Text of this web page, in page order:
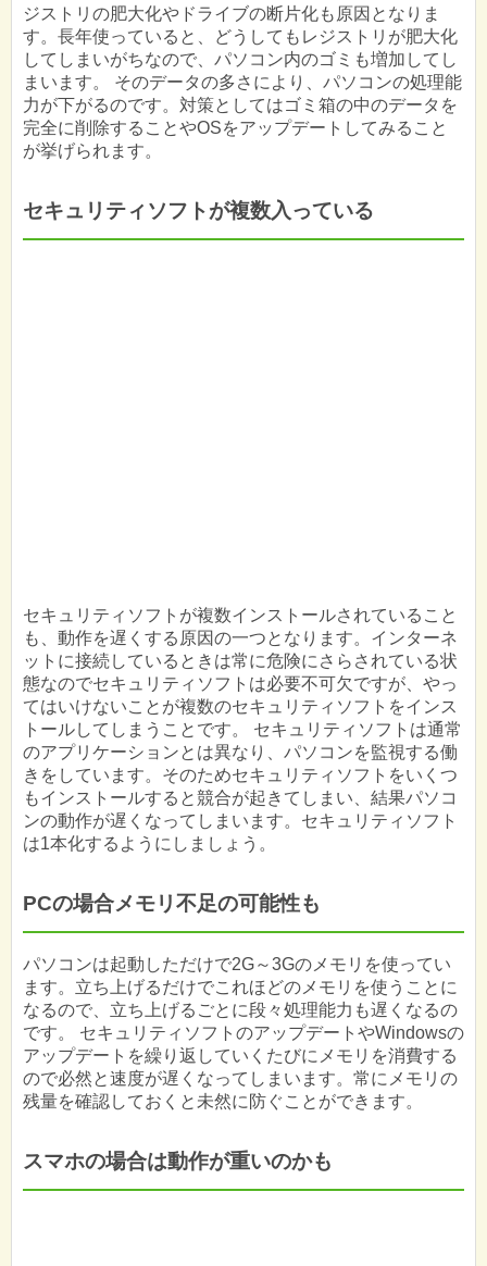
ジストリの肥大化やドライブの断片化も原因となりま
す。長年使っていると、どうしてもレジストリが肥大化
してしまいがちなので、パソコン内のゴミも増加してし
まいます。 そのデータの多さにより、パソコンの処理能
力が下がるのです。対策としてはゴミ箱の中のデータを
完全に削除することやOSをアップデートしてみること
が挙げられます。
セキュリティソフトが複数入っている
セキュリティソフトが複数インストールされていること
も、動作を遅くする原因の一つとなります。インターネ
ットに接続しているときは常に危険にさらされている状
態なのでセキュリティソフトは必要不可欠ですが、やっ
てはいけないことが複数のセキュリティソフトをインス
トールしてしまうことです。 セキュリティソフトは通常
のアプリケーションとは異なり、パソコンを監視する働
きをしています。そのためセキュリティソフトをいくつ
もインストールすると競合が起きてしまい、結果パソコ
ンの動作が遅くなってしまいます。セキュリティソフト
は1本化するようにしましょう。
PCの場合メモリ不足の可能性も
パソコンは起動しただけで2G～3Gのメモリを使ってい
ます。立ち上げるだけでこれほどのメモリを使うことに
なるので、立ち上げるごとに段々処理能力も遅くなるの
です。 セキュリティソフトのアップデートやWindowsの
アップデートを繰り返していくたびにメモリを消費する
ので必然と速度が遅くなってしまいます。常にメモリの
残量を確認しておくと未然に防ぐことができます。
スマホの場合は動作が重いのかも